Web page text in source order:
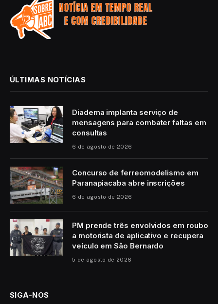
ÚLTIMAS NOTÍCIAS
Diadema implanta serviço de
mensagens para combater faltas em
consultas
6 de agosto de 2026
Concurso de ferreomodelismo em
Paranapiacaba abre inscrições
6 de agosto de 2026
PM prende três envolvidos em roubo
a motorista de aplicativo e recupera
veículo em São Bernardo
5 de agosto de 2026
SIGA-NOS